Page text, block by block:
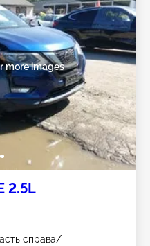
more images
2.5L
справа/